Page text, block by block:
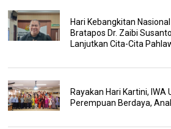
Hari Kebangkitan
Bratapos Dr. Zaibi
Lanjutkan Cita-Cita
Rayakan Hari Kartini,
Perempuan Berdaya,